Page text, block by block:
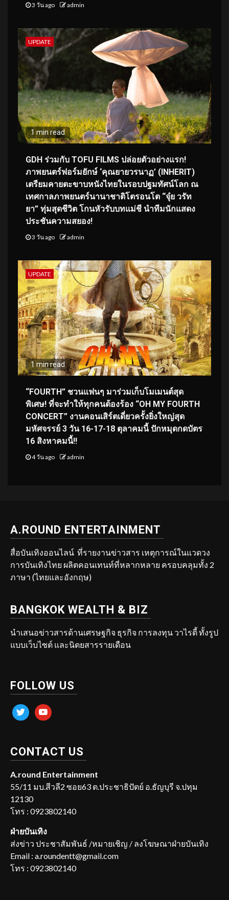
3 วัน ago admin
UPDATE
1 min read
GDH ร่วมกับ TOFU FILMS ปล่อยตัวอย่างแรก!
ภาพยนตร์ฟอร์มยักษ์ ‘คุณยายวรนาฏ’ (INHERIT)
เตรียมคายตะขาบหนังไทยในรอบปฐมทัศน์โลก ณ
เทศกาลภาพยนตร์นานาชาติโตรอนโต “จุ๋ย วรัท
ยา” ทุ่มสุดชีวิต โกนหัวรับบทแม่ชี นำทีมนักแสดง
ประชันความสยอง!
3 วัน ago admin
UPDATE
1 min read
“FOURTH” ชวนแฟนๆ มาร่วมเก็บโมเมนต์สุด
พิเศษ! ที่จะทำให้ทุกคนต้องร้อง “OH MY FOURTH
CONCERT” งานคอนเสิร์ตเดี่ยวครั้งยิ่งใหญ่สุด
มหัศจรรย์ 3 วัน 16-17-18 ตุลาคมนี้ ปักหมุดกดบัตร
16 สิงหาคมนี้!!
4 วัน ago admin
A.ROUND ENTERTAINMENT
สื่อบันเทิงออนไลน์ ที่รายงานข่าวสาร เหตุการณ์ในแวดวง
การบันเทิงไทย ผลิตคอนเทนท์ที่หลากหลาย ครอบคลุมทั้ง 2
ภาษา (ไทยและอังกฤษ)
BANGKOK WEALTH & BIZ
นำเสนอข่าวสารด้านเศรษฐกิจ ธุรกิจ การลงทุน วาไรตี้ ทั้งรูป
แบบเว็บไซต์ และนิตยสารรายเดือน
FOLLOW US
twitter youtube
CONTACT US
A.round Entertainment
55/11 มบ.สีวลี2 ซอย63 ต.ประชาธิปัตย์ อ.ธัญบุรี จ.ปทุม
12130
โทร : 0923802140
ฝ่ายบันเทิง
ส่งข่าว ประชาสัมพันธ์ /หมายเชิญ / ลงโฆษณาฝ่ายบันเทิง
Email : a.roundentt@gmail.com
โทร : 0923802140